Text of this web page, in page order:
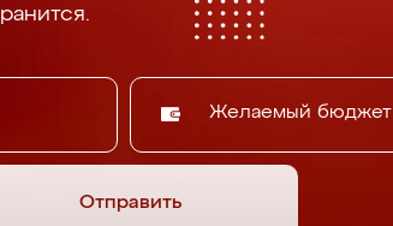
Желаемый бюджет
Отправить